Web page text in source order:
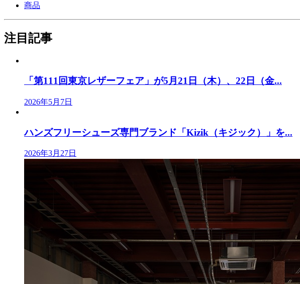
商品
注目記事
「第111回東京レザーフェア」が5月21日（木）、22日（金...
2026年5月7日
ハンズフリーシューズ専門ブランド「Kizik（キジック）」を...
2026年3月27日